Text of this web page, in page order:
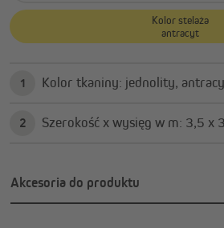
Kolor stelaża
antracyt
1 Kolor tkaniny: jednolity,
2 Szerokość x wysięg w
Akcesoria do produktu